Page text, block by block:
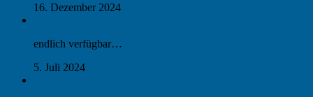
16. Dezember 2024
endlich verfügbar…
5. Juli 2024